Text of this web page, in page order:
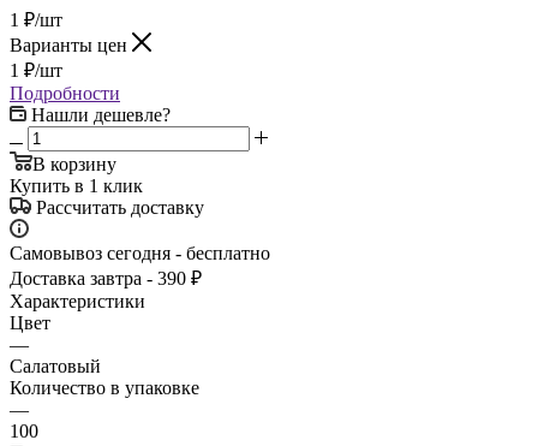
1 ₽/шт
Варианты цен
1 ₽/шт
Подробности
Нашли дешевле?
В корзину
Купить в 1 клик
Рассчитать доставку
Самовывоз сегодня - бесплатно
Доставка завтра - 390 ₽
Характеристики
Цвет
—
Салатовый
Количество в упаковке
—
100